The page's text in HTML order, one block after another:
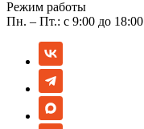
Режим работы
Пн. – Пт.: с 9:00 до 18:00